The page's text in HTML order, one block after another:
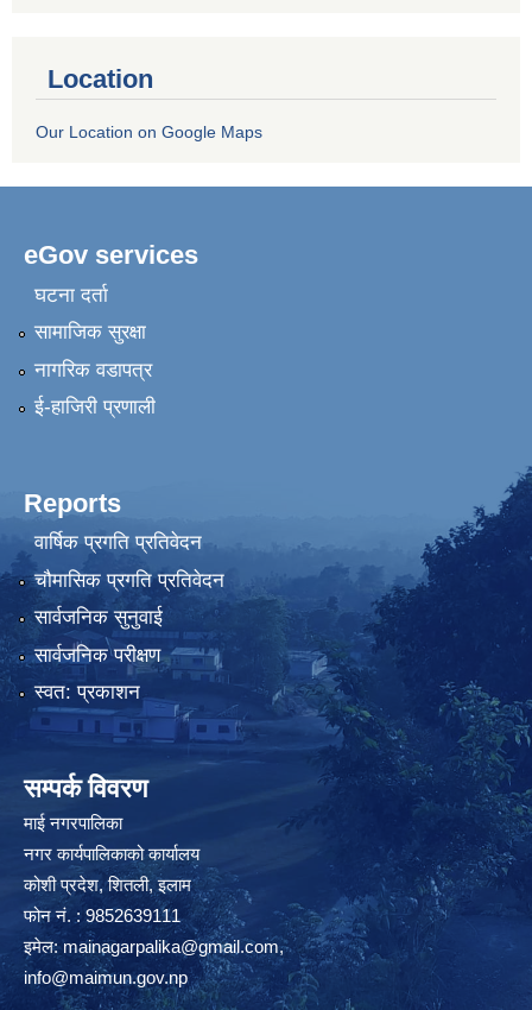
Location
Our Location on Google Maps
eGov services
घटना दर्ता
सामाजिक सुरक्षा
नागरिक वडापत्र
ई-हाजिरी प्रणाली
Reports
वार्षिक प्रगति प्रतिवेदन
चौमासिक प्रगति प्रतिवेदन
सार्वजनिक सुनुवाई
सार्वजनिक परीक्षण
स्वत: प्रकाशन
सम्पर्क विवरण
माई नगरपालिका
नगर कार्यपालिकाको कार्यालय
कोशी प्रदेश, शितली, इलाम
फोन नं. : 9852639111
इमेल:mainagarpalika@gmail.com,
info@maimun.gov.np